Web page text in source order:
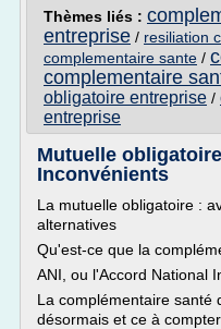
Thèmes liés :
entreprise / resiliation
complementaire sante /
complementaire
obligatoire entreprise /
entreprise
Mutuelle
Inconvénients
La mutuelle obligatoire :
alternatives
Qu'est-ce que la
ANI, ou l'Accord National
La complémentaire santé
désormais et ce à